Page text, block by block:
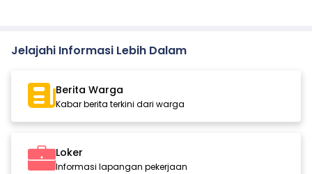
Jelajahi Informasi Lebih Dalam
Berita Warga
Kabar berita terkini dari warga
Loker
Informasi lapangan pekerjaan